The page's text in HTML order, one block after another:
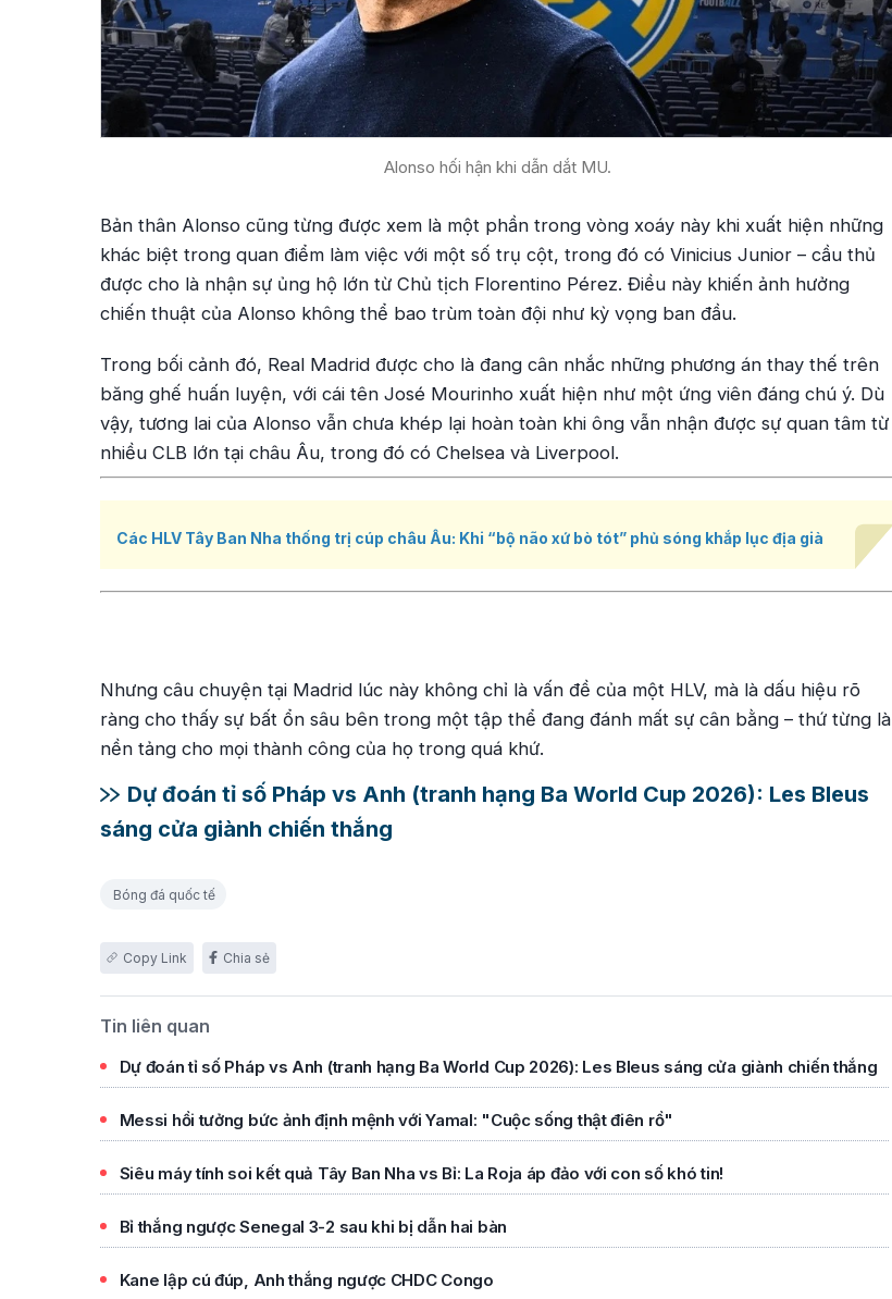
Alonso hối hận khi dẫn dắt MU.
Bản thân Alonso cũng từng được xem là một phần trong vòng xoáy này khi xuất hiện những
khác biệt trong quan điểm làm việc với một số trụ cột, trong đó có Vinicius Junior – cầu thủ
được cho là nhận sự ủng hộ lớn từ Chủ tịch Florentino Pérez. Điều này khiến ảnh hưởng
chiến thuật của Alonso không thể bao trùm toàn đội như kỳ vọng ban đầu.
Trong bối cảnh đó, Real Madrid được cho là đang cân nhắc những phương án thay thế trên
băng ghế huấn luyện, với cái tên José Mourinho xuất hiện như một ứng viên đáng chú ý. Dù
vậy, tương lai của Alonso vẫn chưa khép lại hoàn toàn khi ông vẫn nhận được sự quan tâm từ
nhiều CLB lớn tại châu Âu, trong đó có Chelsea và Liverpool.
Các HLV Tây Ban Nha thống trị cúp châu Âu: Khi “bộ não xứ bò tót” phủ sóng khắp lục địa già
Nhưng câu chuyện tại Madrid lúc này không chỉ là vấn đề của một HLV, mà là dấu hiệu rõ
ràng cho thấy sự bất ổn sâu bên trong một tập thể đang đánh mất sự cân bằng – thứ từng là
nền tảng cho mọi thành công của họ trong quá khứ.
Dự đoán tỉ số Pháp vs Anh (tranh hạng Ba World Cup 2026): Les Bleus
sáng cửa giành chiến thắng
Bóng đá quốc tế
Chia sẻ
Tin liên quan
Dự đoán tỉ số Pháp vs Anh (tranh hạng Ba World Cup 2026): Les Bleus sáng cửa giành chiến thắng
Messi hồi tưởng bức ảnh định mệnh với Yamal: "Cuộc sống thật điên rồ"
Siêu máy tính soi kết quả Tây Ban Nha vs Bỉ: La Roja áp đảo với con số khó tin!
Bỉ thắng ngược Senegal 3-2 sau khi bị dẫn hai bàn
Kane lập cú đúp, Anh thắng ngược CHDC Congo